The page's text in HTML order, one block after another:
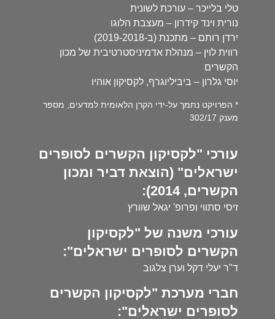
טלי בלייכר – עורכת לשונית
נורית וינד קידרון – מעצבת הלוגו
ירדן רותם – מתכנת (ב-2019-2018)
רווית לוין – מנהלת אדמיניסטרטיבית של מכון
הקשרים
יוסי גלרון – ביביליוגרף, לקסיקון אוהיו
* הפרויקט נתמך על-ידי הקרן הלאומית למדעים, מספר
מענק 302/17
עורכי "לקסיקון הקשרים לסופרים
ישראלים" (הוצאת דביר ומכון
הקשרים, 2014):
זיסי סתווי ופרופ' יגאל שוורץ
עורכי משנה של "לקסיקון
הקשרים לסופרים ישראלים":
ד"ר יעלי דקל וערן צלגוב
חברי מערכת "לקסיקון הקשרים
לסופרים ישראלים":